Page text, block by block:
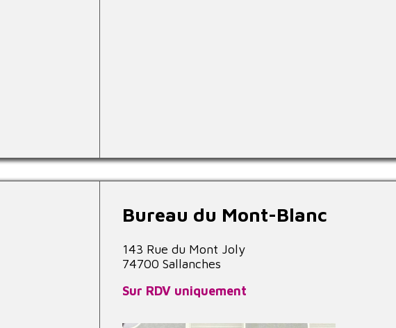
Bureau du Mont-Blanc
143 Rue du Mont Joly
74700 Sallanches
Sur RDV uniquement